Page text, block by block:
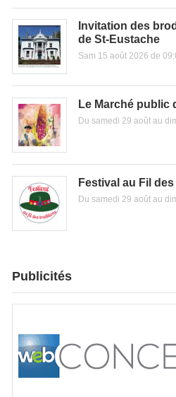
Invitation des
de St-Eustache
Sam 15 août 2026 de
Le Marché public
Du samedi 29 août au
Festival au Fil
Du samedi 29 août au
Publicités